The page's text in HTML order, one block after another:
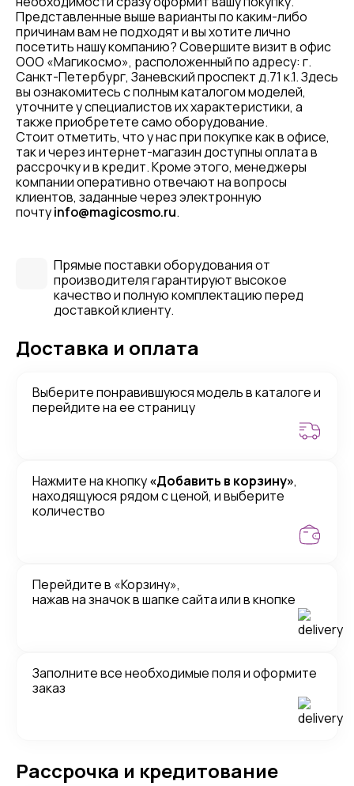
Представленные выше варианты по каким-либо
причинам вам не подходят и вы хотите лично
посетить нашу компанию? Совершите визит в офис
ООО «Магикосмо», расположенный по адресу: г.
Санкт-Петербург, Заневский проспект д.71 к.1. Здесь
вы ознакомитесь с полным каталогом моделей,
уточните у специалистов их характеристики, а
также приобретете само оборудование.
Стоит отметить, что у нас при покупке как в офисе,
так и через интернет-магазин доступны оплата в
рассрочку и в кредит. Кроме этого, менеджеры
компании оперативно отвечают на вопросы
клиентов, заданные через электронную
почтуinfo@magicosmo.ru.
Прямые поставки оборудования от
производителя гарантируют высокое
качество и полную комплектацию перед
доставкой клиенту.
Доставка и оплата
Выберите понравившуюся модель в каталоге и
перейдите на ее страницу
Нажмите на кнопку«Добавить в корзину»,
находящуюся рядом с ценой, и выберите
количество
Перейдите в «Корзину»,
нажав на значок в шапке сайта или в кнопке
Заполните все необходимые поля и оформите
заказ
Рассрочка и кредитование